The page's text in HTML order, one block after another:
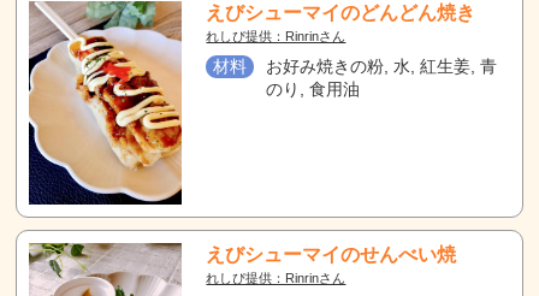
えびシューマイのどんどん焼き
れしぴ提供：Rinrinさん
材料
お好み焼きの粉, 水, 紅生姜, 青
のり, 食用油
えびシューマイのせんべい焼
れしぴ提供：Rinrinさん